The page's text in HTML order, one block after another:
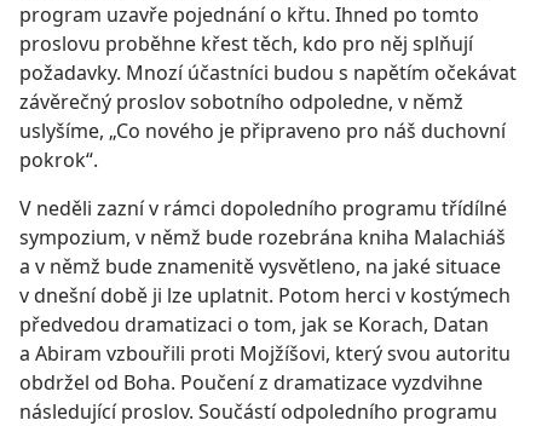
program uzavře pojednání o křtu. Ihned po tomto
proslovu proběhne křest těch, kdo pro něj splňují
požadavky. Mnozí účastníci budou s napětím očekávat
závěrečný proslov sobotního odpoledne, v němž
uslyšíme, „Co nového je připraveno pro náš duchovní
pokrok“.
V neděli zazní v rámci dopoledního programu třídílné
sympozium, v němž bude rozebrána kniha Malachiáš
a v němž bude znamenitě vysvětleno, na jaké situace
v dnešní době ji lze uplatnit. Potom herci v kostýmech
předvedou dramatizaci o tom, jak se Korach, Datan
a Abiram vzbouřili proti Mojžíšovi, který svou autoritu
obdržel od Boha. Poučení z dramatizace vyzdvihne
následující proslov. Součástí odpoledního programu